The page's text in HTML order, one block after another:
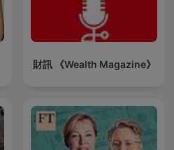
財訊 《Wealth Magazine》